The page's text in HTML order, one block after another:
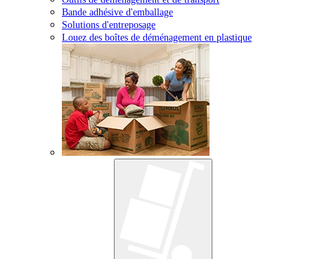
Bande adhésive d'emballage
Solutions d'entreposage
Louez des boîtes de déménagement en plastique